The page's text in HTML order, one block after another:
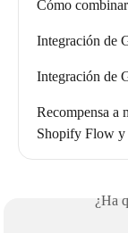
Cómo
Integración de
Integración de
Recompensa a
Shopify Flow y
¿Ha